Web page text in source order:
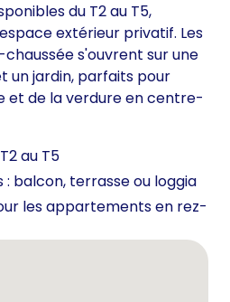
du T2 au T5,
extérieur privatif. Les
s'ouvrent sur une
un jardin, parfaits pour
et de la verdure en centre-
au T5
: balcon, terrasse ou loggia
les appartements en rez-